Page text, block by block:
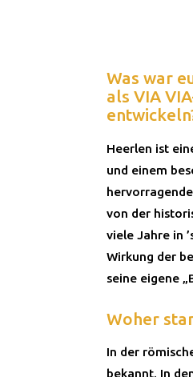
Was war
als VIA
Heerlen ist
und einem
von der
viele Jahre in
Wirkung der
seine eigene
Woher
In der
bekannt. In